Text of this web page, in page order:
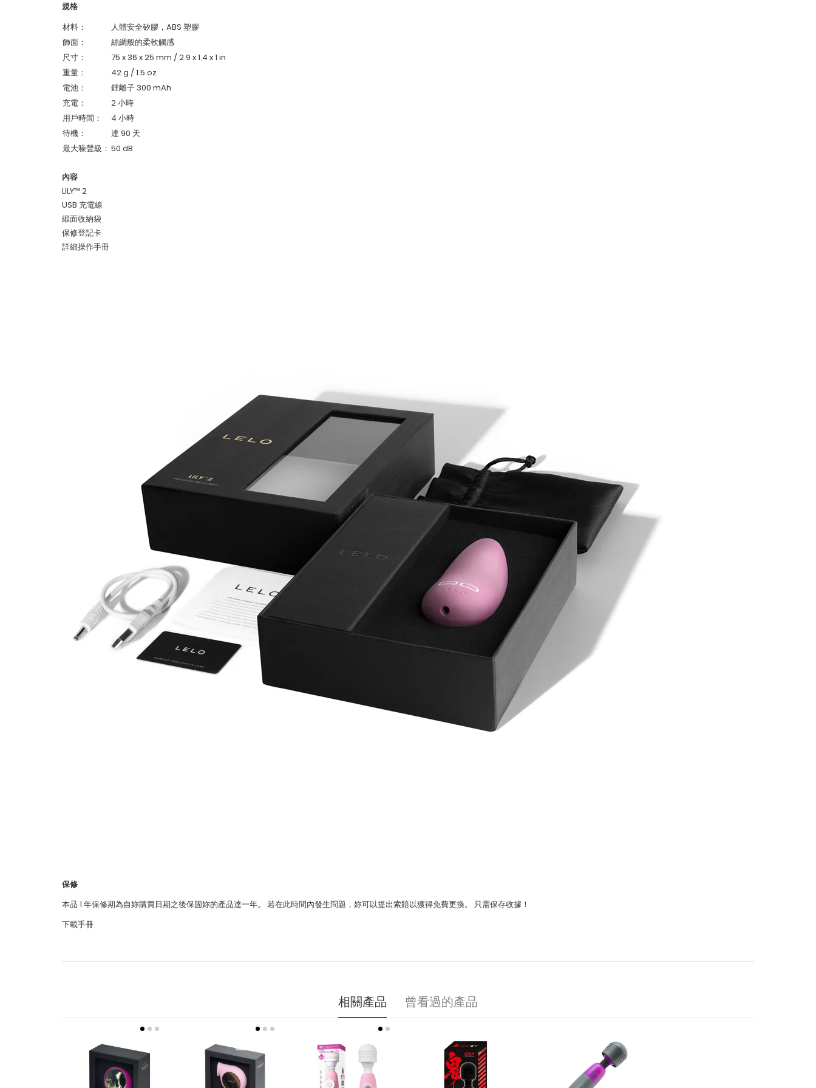
規格
材料：
人體安全矽膠，ABS 塑膠
飾面：
絲綢般的柔軟觸感
尺寸：
75 x 36 x 25 mm / 2.9 x 1.4 x 1 in
重量：
42 g / 1.5 oz
電池：
鋰離子 300 mAh
充電：
2 小時
用戶時間：
4 小時
待機：
達 90 天
最大噪聲級： 50 dB
內容
LILY™ 2
USB 充電線
緞面收納袋
保修登記卡
詳細操作手冊
保修
本品 1 年保修期為自妳購買日期之後保固妳的產品達一年。 若在此時間內發生問題，妳可以提出索賠以獲得免費更換。 只需保存收據！
下載手冊
相關產品 曾看過的產品